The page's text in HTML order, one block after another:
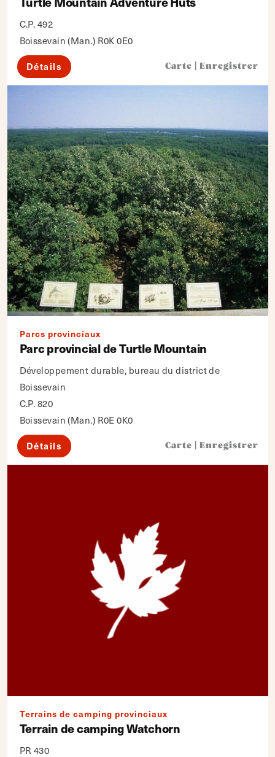
C.P. 492
Boissevain (Man.) R0K 0E0
Détails Carte Enregistrer
Parcs provinciaux
Parc provincial de Turtle Mountain
Développement durable, bureau du district de
Boissevain
C.P. 820
Boissevain (Man.) R0E 0K0
Détails Carte Enregistrer
Terrains de camping provinciaux
Terrain de camping Watchorn
PR 430